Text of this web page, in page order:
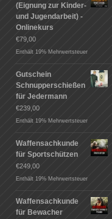
(Eignung zur Kinder-
und Jugendarbeit) -
Onlinekurs
€79,00
Enthält 19% Mehrwertsteuer
Gutschein
Schnupperschießen
für Jedermann
€239,00
Enthält 19% Mehrwertsteuer
Waffensachkunde
für Sportschützen
€249,00
Enthält 19% Mehrwertsteuer
Waffensachkunde
für Bewacher